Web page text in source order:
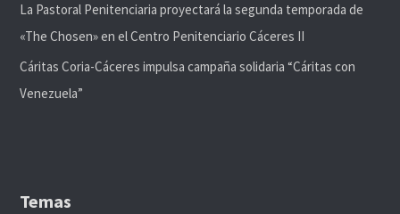
La Pastoral Penitenciaria proyectará la segunda temporada de
«The Chosen» en el Centro Penitenciario Cáceres II
Cáritas Coria-Cáceres impulsa campaña solidaria “Cáritas con
Venezuela”
Temas